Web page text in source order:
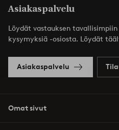
Asiakaspalvelu
Löydät vastauksen
kysymyksiä -osiosta. Löydät
Asiakaspalvelu
Omat sivut